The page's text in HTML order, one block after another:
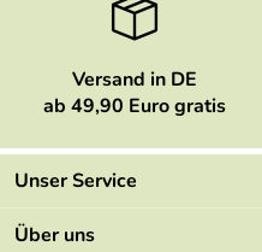
Versand in DE
ab 49,90 Euro gratis
Unser Service
Kontakt
Über uns